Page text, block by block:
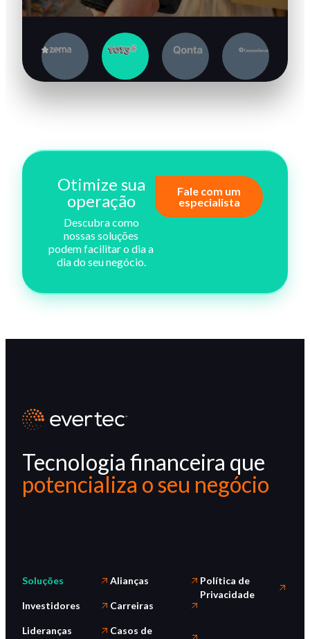
Otimize sua
operação
Descubra como
nossas soluções
podem facilitar o dia a
dia do seu negócio.
Fale com um
especialista
Tecnologia financeira que
potencializa o seu negócio
Soluções
Investidores
Lideranças
Alianças
Carreiras
Casos de
Política de
Privacidade